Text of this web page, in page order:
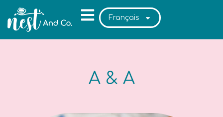
Français
A & A